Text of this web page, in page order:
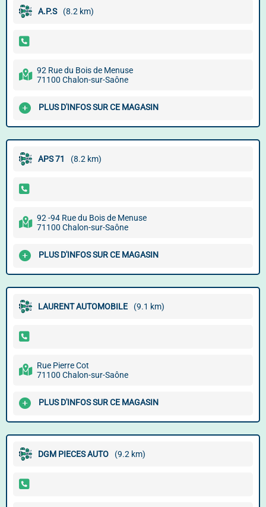
A.P.S (8.2 km)
92 Rue du Bois de Menuse
71100 Chalon-sur-Saône
PLUS D'INFOS SUR CE MAGASIN
APS 71 (8.2 km)
92 -94 Rue du Bois de Menuse
71100 Chalon-sur-Saône
PLUS D'INFOS SUR CE MAGASIN
LAURENT AUTOMOBILE (9.1 km)
Rue Pierre Cot
71100 Chalon-sur-Saône
PLUS D'INFOS SUR CE MAGASIN
DGM PIECES AUTO (9.2 km)